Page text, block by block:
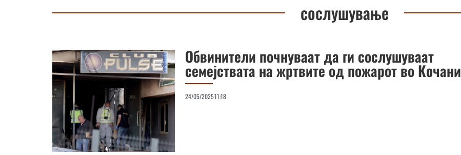
сослушување
Обвинители почнуваат да ги сослушуваат
семејствата на жртвите од пожарот во Кочани
24/05/202511:18